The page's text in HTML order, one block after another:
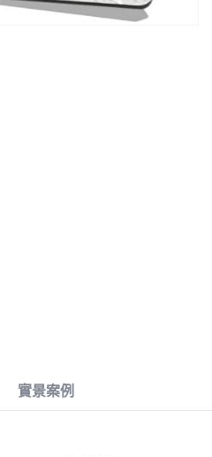
實景案例